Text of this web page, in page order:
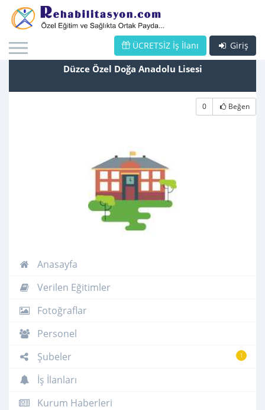
Giriş
ÜCRETSİZ İş İlanı
Düzce Özel Doğa Anadolu Lisesi
0 Beğen
Anasayfa
Verilen Eğitimler
Fotoğraflar
Personel
1
Şubeler
İş İlanları
Kurum Haberleri